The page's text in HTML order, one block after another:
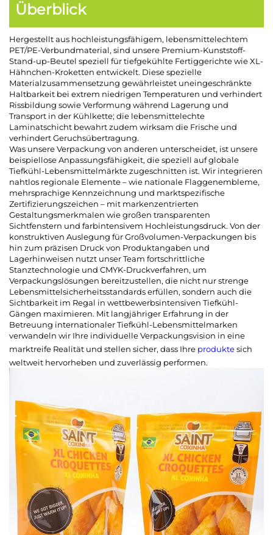
Überblick
Hergestellt aus hochleistungsfähigem, lebensmittelechtem
PET/PE-Verbundmaterial, sind unsere Premium-Kunststoff-
Stand-up-Beutel speziell für tiefgekühlte Fertiggerichte wie XL-
Hähnchen-Kroketten entwickelt. Diese spezielle
Materialzusammensetzung gewährleistet uneingeschränkte
Haltbarkeit bei extrem niedrigen Temperaturen und verhindert
Rissbildung sowie Verformung während Lagerung und
Transport in der Kühlkette; die lebensmittelechte
Laminatschicht bewahrt zudem wirksam die Frische und
verhindert Geruchsübertragung.
Was unsere Verpackung von anderen unterscheidet, ist unsere
beispiellose Anpassungsfähigkeit, die speziell auf globale
Tiefkühl-Lebensmittelmärkte zugeschnitten ist. Wir integrieren
nahtlos regionale Elemente – wie nationale Flaggenembleme,
mehrsprachige Kennzeichnung und marktspezifische
Zertifizierungszeichen – mit markenzentrierten
Gestaltungsmerkmalen wie großen transparenten
Sichtfenstern und farbintensivem Hochleistungsdruck. Von der
konstruktiven Auslegung für Großvolumen-Verpackungen bis
hin zum präzisen Druck von Produktangaben und
Lagerhinweisen nutzt unser Team fortschrittliche
Stanztechnologie und CMYK-Druckverfahren, um
Verpackungslösungen bereitzustellen, die nicht nur strenge
Lebensmittelsicherheitsstandards erfüllen, sondern auch die
Sichtbarkeit im Regal in wettbewerbsintensiven Tiefkühl-
Gängen maximieren. Mit langjähriger Erfahrung in der
Betreuung internationaler Tiefkühl-Lebensmittelmarken
verwandeln wir Ihre individuelle Verpackungsvision in eine
marktreife Realität und stellen sicher, dass Ihre produktesich
weltweit hervorheben und zuverlässig performen.